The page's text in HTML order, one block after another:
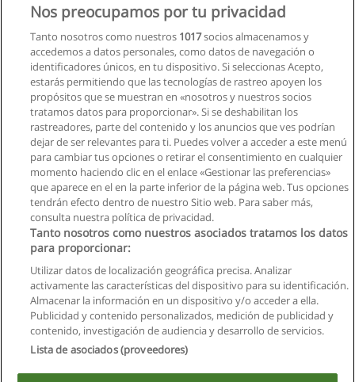
Reglas de uso
Privacidad de datos
Nos preocupamos por tu privacidad
Tanto nosotros como nuestros 1017socios almacenamos y
accedemos a datos personales, como datos de navegación o
identificadores únicos, en tu dispositivo. Si seleccionas Acepto,
estarás permitiendo que las tecnologías de rastreo apoyen los
propósitos que se muestran en «nosotros y nuestros socios
tratamos datos para proporcionar». Si se deshabilitan los
rastreadores, parte del contenido y los anuncios que ves podrían
dejar de ser relevantes para ti. Puedes volver a acceder a este menú
para cambiar tus opciones o retirar el consentimiento en cualquier
momento haciendo clic en el enlace «Gestionar las preferencias»
que aparece en el en la parte inferior de la página web. Tus opciones
tendrán efecto dentro de nuestro Sitio web. Para saber más,
consulta nuestra política de privacidad.
Tanto nosotros como nuestros asociados tratamos los datos
para proporcionar:
Utilizar datos de localización geográfica precisa. Analizar
activamente las características del dispositivo para su identificación.
Almacenar la información en un dispositivo y/o acceder a ella.
Publicidad y contenido personalizados, medición de publicidad y
contenido, investigación de audiencia y desarrollo de servicios.
Lista de asociados (proveedores)